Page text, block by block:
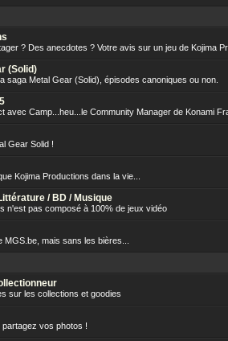
? Des anecdotes ? Votre avis sur un jeu de Kojima
(Solid)
saga Metal Gear (Solid), épisodes canoniques ou non.
avec Camp...heu...le Community Manager de Konami
Gear Solid !
Kojima Productions dans la vie...
/ BD / Musique
n'est pas composé à 100% de jeux vidéo
MGS.be, mais sans les bières...
sur les collections et goodies
vos photos !